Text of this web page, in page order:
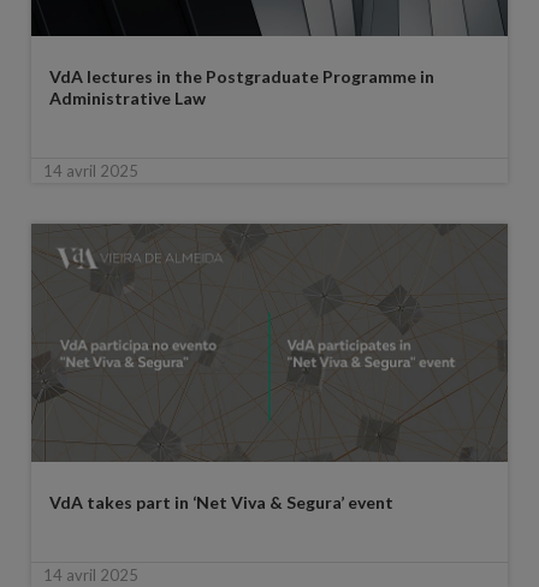
VdA lectures in the Postgraduate Programme in
Administrative Law
14 avril 2025
VdA takes part in ‘Net Viva & Segura’ event
14 avril 2025